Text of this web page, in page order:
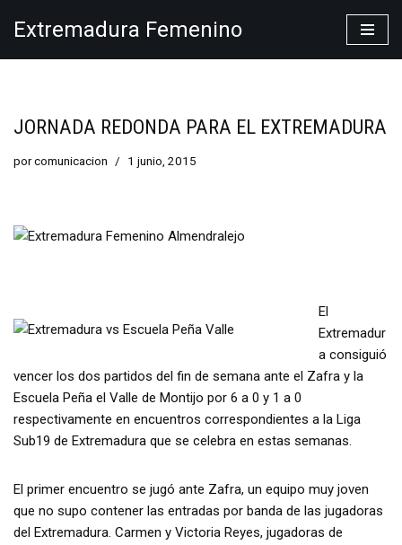
Extremadura Femenino
JORNADA REDONDA PARA EL EXTREMADURA
porcomunicacion 1 junio, 2015
El
Extremadur
a consiguió
vencer los dos partidos del fin de semana ante el Zafra y la
Escuela Peña el Valle de Montijo por 6 a 0 y 1 a 0
respectivamente en encuentros correspondientes a la Liga
Sub19 de Extremadura que se celebra en estas semanas.
El primer encuentro se jugó ante Zafra, un equipo muy joven
que no supo contener las entradas por banda de las jugadoras
del Extremadura. Carmen y Victoria Reyes, jugadoras de